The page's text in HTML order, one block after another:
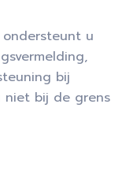
u
bij
niet bij de grens